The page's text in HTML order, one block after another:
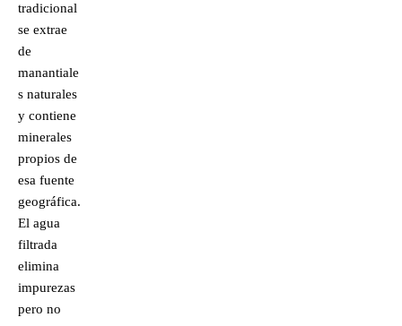
tradicional
se extrae
de
manantiale
s naturales
y contiene
minerales
propios de
esa fuente
geográfica.
El agua
filtrada
elimina
impurezas
pero no